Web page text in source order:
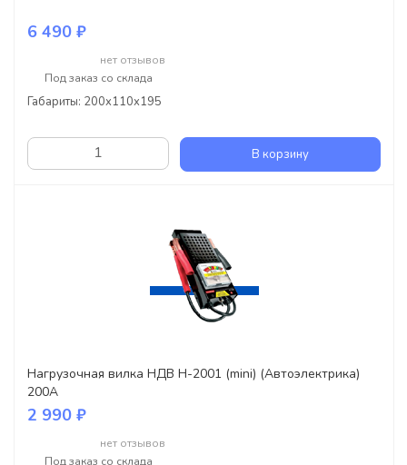
6 490 ₽
нет отзывов
Под заказ со склада
Габариты: 200x110x195
В корзину
Нагрузочная вилка НДВ Н-2001 (mini) (Автоэлектрика)
200А
2 990 ₽
нет отзывов
Под заказ со склада